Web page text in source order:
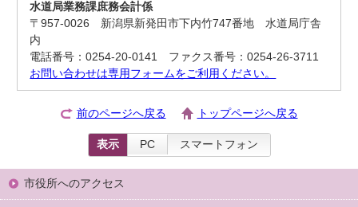
水道局業務課庶務会計係
〒957-0026 新潟県新発田市下内竹747番地 水道局庁舎
内
電話番号：0254-20-0141 ファクス番号：0254-26-3711
お問い合わせは専用フォームをご利用ください。
前のページへ戻る トップページへ戻る
表示 PC スマートフォン
市役所へのアクセス